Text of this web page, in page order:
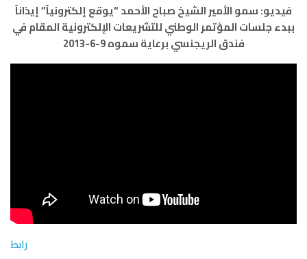
فيديو: سمو الأمير الشيخ صباح الأحمد “يوقع إلكترونياً” إيذاناً
ببدء جلسات المؤتمر الوطني للتشريعات الإلكترونية المقام في
فندق الريجنسي برعاية سموه 9-6-2013
رابط